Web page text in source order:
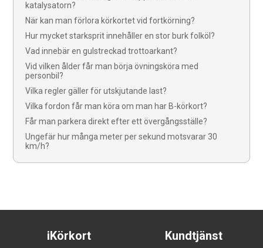
katalysatorn?
När kan man förlora körkortet vid fortkörning?
Hur mycket starksprit innehåller en stor burk folköl?
Vad innebär en gulstreckad trottoarkant?
Vid vilken ålder får man börja övningsköra med
personbil?
Vilka regler gäller för utskjutande last?
Vilka fordon får man köra om man har B-körkort?
Får man parkera direkt efter ett övergångsställe?
Ungefär hur många meter per sekund motsvarar 30
km/h?
iKörkort Kundtjänst